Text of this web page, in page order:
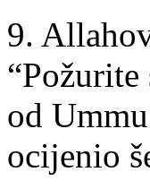
9.
od
ocijenio